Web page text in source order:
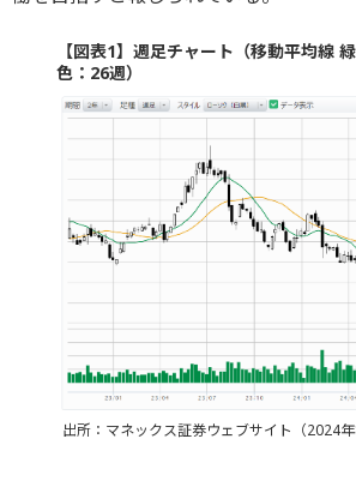
【図表1】週足チャート（移動平均線
色：26週）
出所：マネックス証券ウェブサイト（2024年